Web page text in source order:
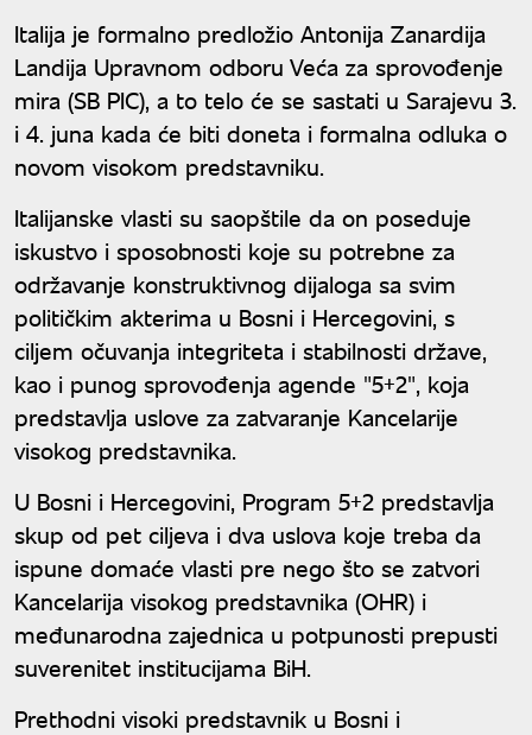
Italija je formalno predložio Antonija Zanardija
Landija Upravnom odboru Veća za sprovođenje
mira (SB PIC), a to telo će se sastati u Sarajevu 3.
i 4. juna kada će biti doneta i formalna odluka o
novom visokom predstavniku.
Italijanske vlasti su saopštile da on poseduje
iskustvo i sposobnosti koje su potrebne za
održavanje konstruktivnog dijaloga sa svim
političkim akterima u Bosni i Hercegovini, s
ciljem očuvanja integriteta i stabilnosti države,
kao i punog sprovođenja agende "5+2", koja
predstavlja uslove za zatvaranje Kancelarije
visokog predstavnika.
U Bosni i Hercegovini, Program 5+2 predstavlja
skup od pet ciljeva i dva uslova koje treba da
ispune domaće vlasti pre nego što se zatvori
Kancelarija visokog predstavnika (OHR) i
međunarodna zajednica u potpunosti prepusti
suverenitet institucijama BiH.
Prethodni visoki predstavnik u Bosni i